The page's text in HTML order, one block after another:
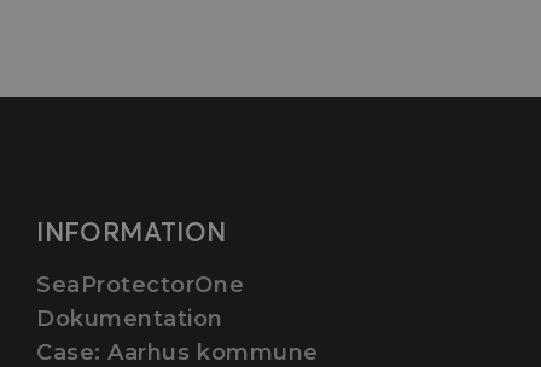
INFORMATION
SeaProtectorOne
Dokumentation
Case: Aarhus kommune